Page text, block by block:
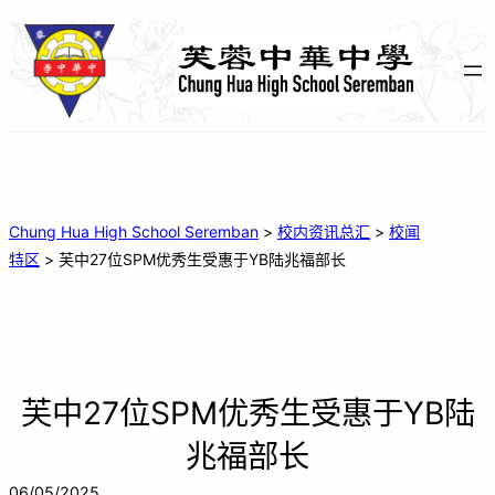
Chung Hua High School Seremban > 校内资讯总汇 > 校闻
特区 > 芙中27位SPM优秀生受惠于YB陆兆福部长
芙中27位SPM优秀生受惠于YB陆
兆福部长